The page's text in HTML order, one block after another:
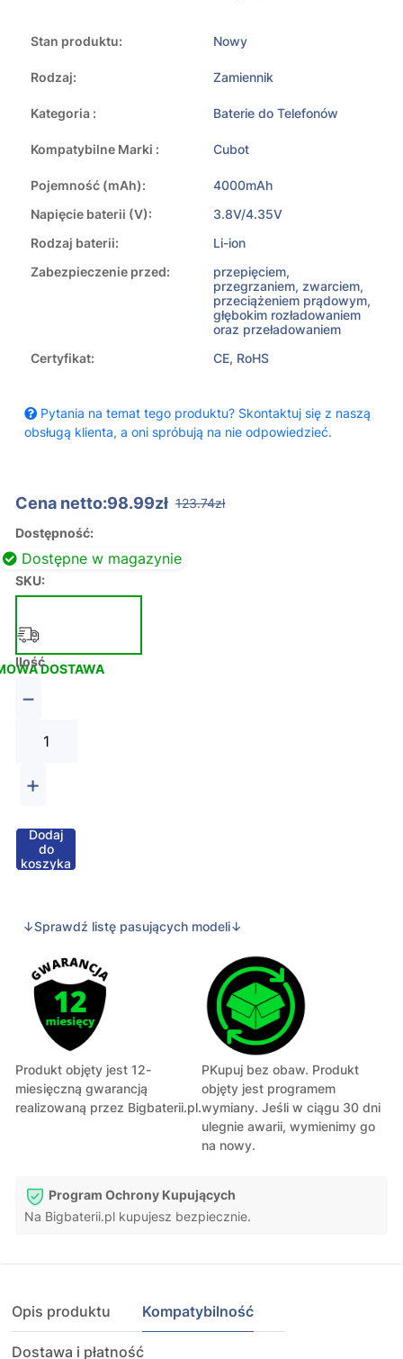
Stan produktu: Nowy
Rodzaj: Zamiennik
Kategoria : Baterie do Telefonów
Kompatybilne Marki : Cubot
Pojemność (mAh):
4000mAh
Napięcie baterii (V):
3.8V/4.35V
Rodzaj baterii:
Li-ion
Zabezpieczenie przed:
przepięciem,
przegrzaniem, zwarciem,
przeciążeniem prądowym,
głębokim rozładowaniem
oraz przeładowaniem
Certyfikat:
CE, RoHS
Pytania na temat tego produktu? Skontaktuj się z naszą
obsługą klienta, a oni spróbują na nie odpowiedzieć.
Cena netto:98.99zł 123.74zł
Dostępność:
Dostępne w magazynie
SKU:
DOSTAWA
Ilość
−
+
Dodaj
do
koszyka
↓Sprawdź listę pasujących modeli↓
Produkt objęty jest 12-
miesięczną gwarancją
realizowaną przez Bigbaterii.pl.
PKupuj bez obaw. Produkt
objęty jest programem
wymiany. Jeśli w ciągu 30 dni
ulegnie awarii, wymienimy go
na nowy.
Program Ochrony Kupujących
Na Bigbaterii.pl kupujesz bezpiecznie.
Opis produktu Kompatybilność
Dostawa i płatność